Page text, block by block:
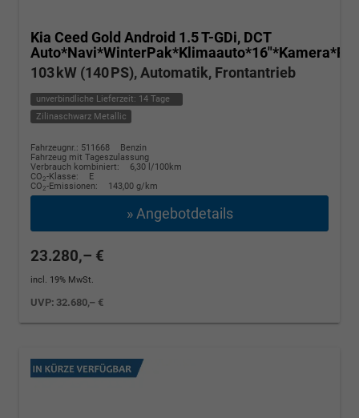
Kia Ceed Gold Android 1.5 T-GDi, DCT
103 kW (140 PS), Automatik, Frontantrieb
unverbindliche Lieferzeit: 14 Tage
Zilinaschwarz Metallic
Fahrzeugnr.: 511668
Benzin
Fahrzeug mit Tageszulassung
Verbrauch kombiniert:
6,30 l/100km
CO2-Klasse:
E
CO2-Emissionen: 143,00 g/km
» Angebotdetails
23.280,– €
incl. 19% MwSt.
UVP: 32.680,– €